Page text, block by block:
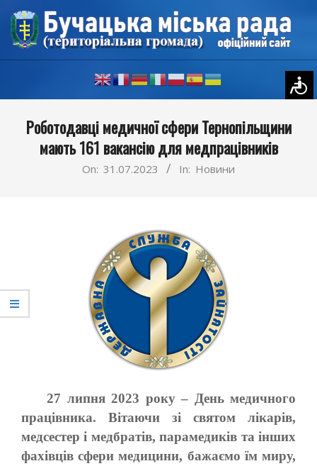
Skip
content
NavigationРоботодавці медичної сфери Тернопільщини
мають 161 вакансію для медпрацівників
On: 31.07.2023 In: Новини
27 липня 2023 року – День медичного
працівника. Вітаючи зі святом лікарів,
медсестер і медбратів, парамедиків та інших
фахівців сфери медицини, бажаємо їм миру,